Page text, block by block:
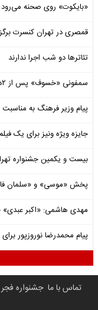
«بایکوت» روی صحنه می‌رود
قمصری در تهران کنسرت
تئاترها دو شب اجرا ندارند
سمفونی «خسوف» پس از ۲دهه در قلب تهران طنین انداز شد
پیام وزیر فرهنگ به مناسبت
جایزه ویژه ونیز برای یک
بیست و یکمین جشنواره
پخش «موسی» و «سلمان
مهدی هاشمی: «اکبر عبدی»
پیام محمدرضا نوروزپور برای
تماس با ما جشنواره فجر